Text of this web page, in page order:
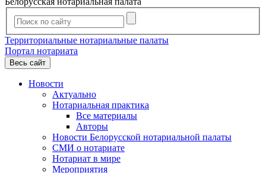
Территориальные нотариальные палаты
Портал нотариата
Весь сайт
Новости
Актуально
Нотариальная практика
Все материалы
Авторы
Новости Белорусской нотариальной палаты
СМИ о нотариате
Нотариат в мире
Мероприятия